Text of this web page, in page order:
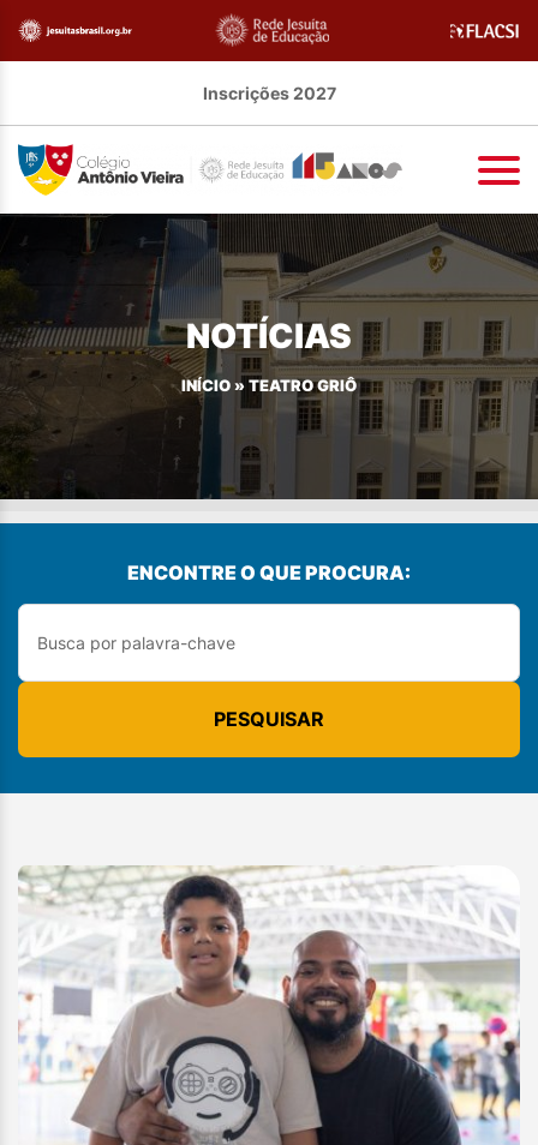
Inscrições 2027
NOTÍCIAS
INÍCIO » TEATRO GRIÔ
ENCONTRE O QUE PROCURA:
PESQUISAR